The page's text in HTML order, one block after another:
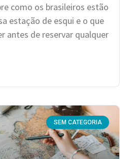
como os brasileiros estão
estação de esqui e o que
antes de reservar qualquer
SEM CATEGORIA